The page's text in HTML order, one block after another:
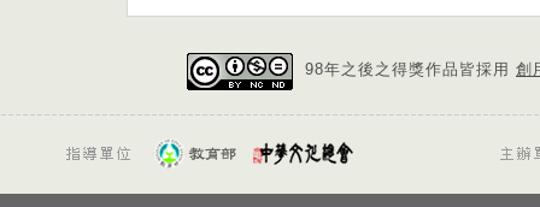
98年之後之得獎作品皆採用 創